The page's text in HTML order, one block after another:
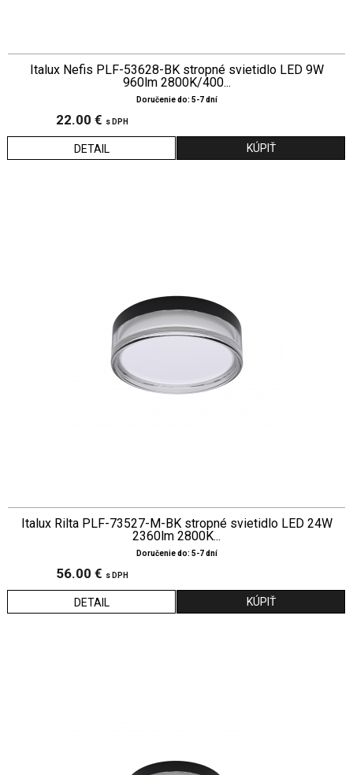
Italux Nefis PLF-53628-BK stropné svietidlo LED 9W
960lm 2800K/400...
Doručenie do: 5-7 dní
22.00 € s DPH
DETAIL
Italux Rilta PLF-73527-M-BK stropné svietidlo LED 24W
2360lm 2800K...
Doručenie do: 5-7 dní
56.00 € s DPH
DETAIL